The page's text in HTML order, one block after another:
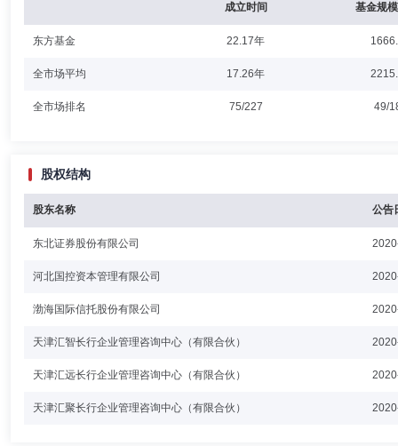
成立时间 基金规
东方基金 22.17年
全市场平均 17.26年
全市场排名 75/227 49/
股权结构
股东名称 公告
东北证券股份有限公司
河北国控资本管理有限公司
渤海国际信托股份有限公司
天津汇智长行企业管理咨询中心（有限合伙）
天津汇远长行企业管理咨询中心（有限合伙）
天津汇聚长行企业管理咨询中心（有限合伙）